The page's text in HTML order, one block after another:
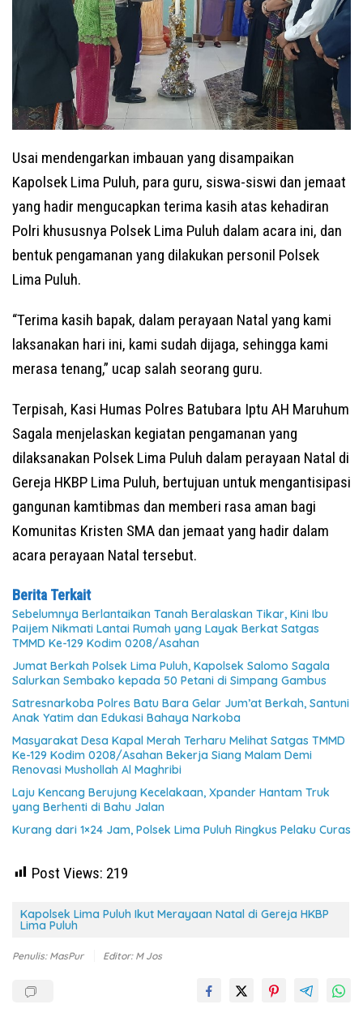
Usai mendengarkan imbauan yang disampaikan
Kapolsek Lima Puluh, para guru, siswa-siswi dan jemaat
yang hadir mengucapkan terima kasih atas kehadiran
Polri khususnya Polsek Lima Puluh dalam acara ini, dan
bentuk pengamanan yang dilakukan personil Polsek
Lima Puluh.
“Terima kasih bapak, dalam perayaan Natal yang kami
laksanakan hari ini, kami sudah dijaga, sehingga kami
merasa tenang,” ucap salah seorang guru.
Terpisah, Kasi Humas Polres Batubara Iptu AH Maruhum
Sagala menjelaskan kegiatan pengamanan yang
dilaksanakan Polsek Lima Puluh dalam perayaan Natal di
Gereja HKBP Lima Puluh, bertujuan untuk mengantisipasi
gangunan kamtibmas dan memberi rasa aman bagi
Komunitas Kristen SMA dan jemaat yang hadir dalam
acara perayaan Natal tersebut.
Berita Terkait
Sebelumnya Berlantaikan Tanah Beralaskan Tikar, Kini Ibu
Paijem Nikmati Lantai Rumah yang Layak Berkat Satgas
TMMD Ke-129 Kodim 0208/Asahan
Jumat Berkah Polsek Lima Puluh, Kapolsek Salomo Sagala
Salurkan Sembako kepada 50 Petani di Simpang Gambus
Satresnarkoba Polres Batu Bara Gelar Jum’at Berkah, Santuni
Anak Yatim dan Edukasi Bahaya Narkoba
Masyarakat Desa Kapal Merah Terharu Melihat Satgas TMMD
Ke-129 Kodim 0208/Asahan Bekerja Siang Malam Demi
Renovasi Mushollah Al Maghribi
Laju Kencang Berujung Kecelakaan, Xpander Hantam Truk
yang Berhenti di Bahu Jalan
Kurang dari 1×24 Jam, Polsek Lima Puluh Ringkus Pelaku Curas
Post Views: 219
Kapolsek Lima Puluh Ikut Merayaan Natal di Gereja HKBP
Lima Puluh
Penulis: MasPur Editor: M Jos